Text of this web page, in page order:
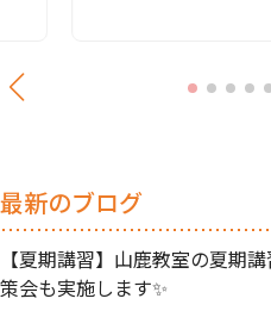
最新のブログ
【夏期講習】山鹿教室の夏期
策会も実施します✨